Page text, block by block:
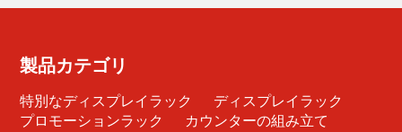
製品カテゴリ
特別なディスプレイラック
ディスプレイラック
プロモーションラック
カウンターの組み立て